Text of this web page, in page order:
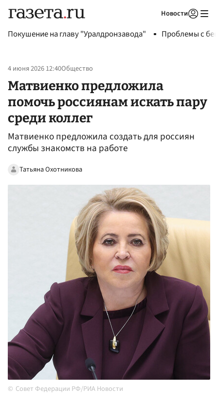
Новости
Покушение на главу "Уралдронзавода" Проблемы с
4 июня 2026 12:40Общество
Матвиенко предложила
помочь россиянам искать пару
среди коллег
Матвиенко предложила создать для россиян
службы знакомств на работе
Татьяна Охотникова
Совет Федерации РФ/РИА Новости